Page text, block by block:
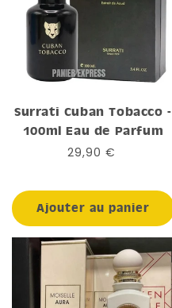
Surrati Cuban Tobacco -
100ml Eau de Parfum
Prix
29,90 €
Ajouter au panier